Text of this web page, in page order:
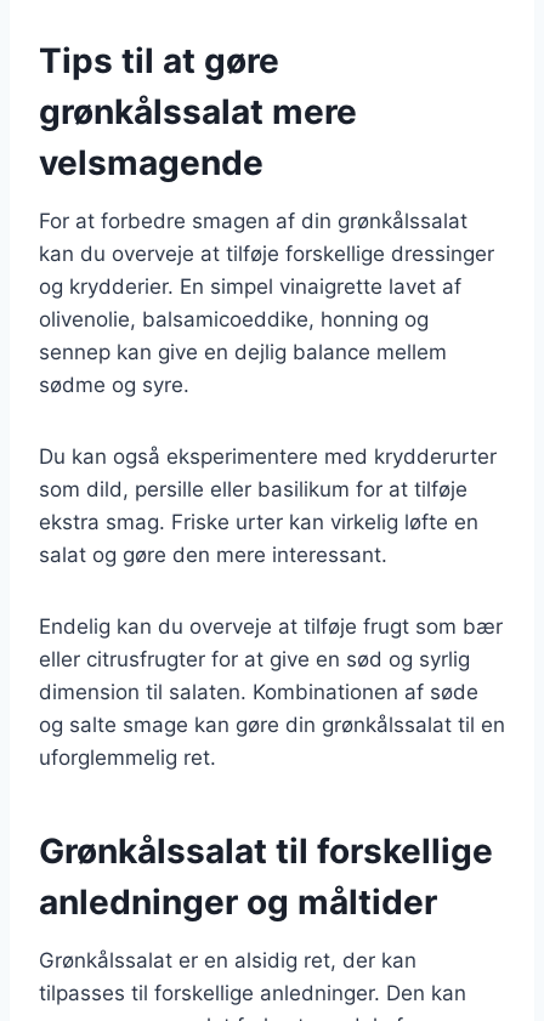
Tips til at gøre
grønkålssalat mere
velsmagende
For at forbedre smagen af din grønkålssalat
kan du overveje at tilføje forskellige dressinger
og krydderier. En simpel vinaigrette lavet af
olivenolie, balsamicoeddike, honning og
sennep kan give en dejlig balance mellem
sødme og syre.
Du kan også eksperimentere med krydderurter
som dild, persille eller basilikum for at tilføje
ekstra smag. Friske urter kan virkelig løfte en
salat og gøre den mere interessant.
Endelig kan du overveje at tilføje frugt som bær
eller citrusfrugter for at give en sød og syrlig
dimension til salaten. Kombinationen af søde
og salte smage kan gøre din grønkålssalat til en
uforglemmelig ret.
Grønkålssalat til forskellige
anledninger og måltider
Grønkålssalat er en alsidig ret, der kan
tilpasses til forskellige anledninger. Den kan